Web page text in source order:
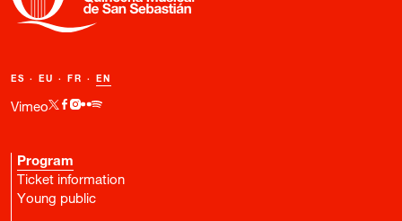
Vimeo
ES · EU · FR · EN
Program
Ticket information
Young public